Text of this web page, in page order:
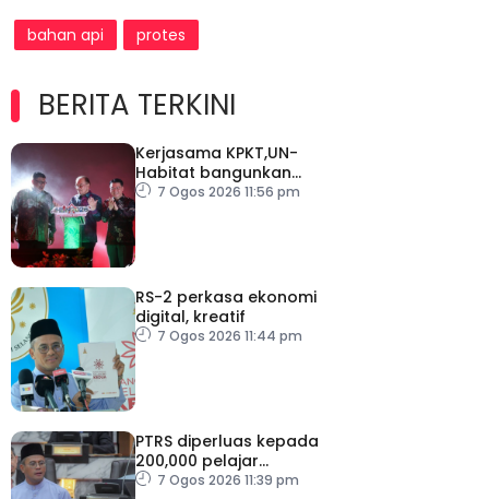
bahan api protes
BERITA TERKINI
Kerjasama KPKT,UN-
Habitat bangunkan
inisiatif My Public Space
7 Ogos 2026 11:56 pm
RS-2 perkasa ekonomi
digital, kreatif
7 Ogos 2026 11:44 pm
PTRS diperluas kepada
200,000 pelajar
menjelang 2030
7 Ogos 2026 11:39 pm